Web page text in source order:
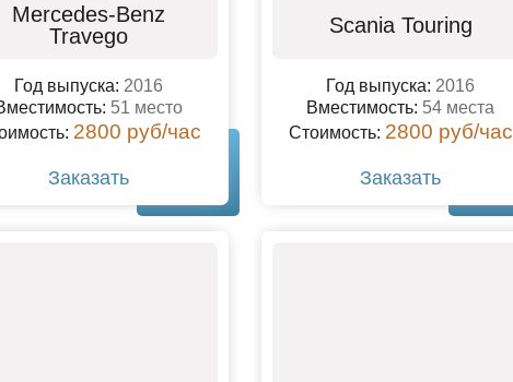
Mercedes-Benz
Travego
Год выпуска: 2016
51 место
2800 руб/час
Заказать
Scania Touring
Год выпуска: 2016
Вместимость: 54 места
Стоимость: 2800 руб/час
Заказать